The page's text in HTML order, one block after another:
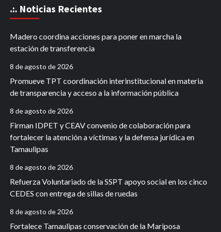
.:. Noticias Recientes
Madero coordina acciones para poner en marcha la
estación de transferencia
8 de agosto de 2026
Promueve TPT coordinación interinstitucional en materia
de transparencia y acceso a la información pública
8 de agosto de 2026
Firman IDPET y CEAV convenio de colaboración para
fortalecer la atención a víctimas y la defensa jurídica en
Tamaulipas
8 de agosto de 2026
Refuerza Voluntariado de la SSPT apoyo social en los cinco
CEDES con entrega de sillas de ruedas
8 de agosto de 2026
Fortalece Tamaulipas conservación de la Mariposa